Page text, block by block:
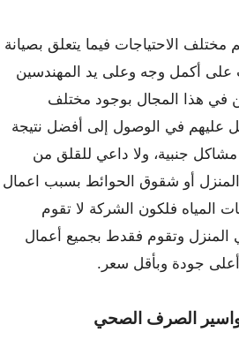
مختلف الاحتياجات فيما يتعلق بصيانة
على أكمل وجه وعلى يد المهندسين
في هذا المجال بوجود مختلف
عليهم في الوصول إلى أفضل نتيجة
جنبية، ولا داعي للقلق من
أو شقوق الحوائط بسبب اعمال
المياه فلكون الشركة لا تقوم
وتقوم فقدط بجميع أعمال
جودة وبأقل سعر.
الصرف الصحي